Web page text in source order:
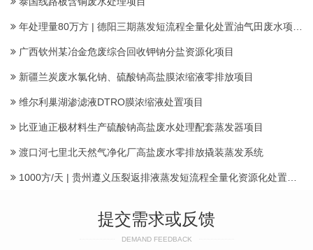
年处理量80万方 | 德阳三期蒸发短流程全量化处置油气田废水项目顺利投产
广西钦州某冶金危废综合回收钾钠分盐资源化项目
新疆兰炭废水氯化钠、硫酸钠高盐膜浓缩液零排放项目
维尔利巢湖渗滤液DTRO膜浓缩液处置项目
比亚迪正极材料生产硫酸钠高盐废水处理配套蒸发器项目
渡口河七里北天然气净化厂高盐废水零排放撬装蒸发系统
1000方/天 | 贵州遵义压裂返排液蒸发短流程全量化资源化处置项目建成投运产水
提交需求或反馈
DEMAND FEEDBACK